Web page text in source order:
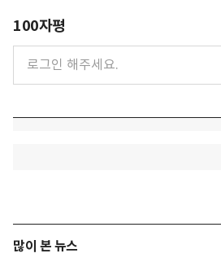
100자평
많이 본 뉴스